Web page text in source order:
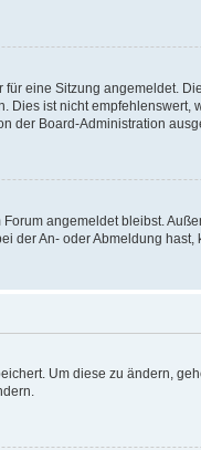
eine Sitzung angemeldet.
ist nicht
der Board-Administration
angemeldet bleibst.
der An- oder Abmeldung
Um diese zu ändern,